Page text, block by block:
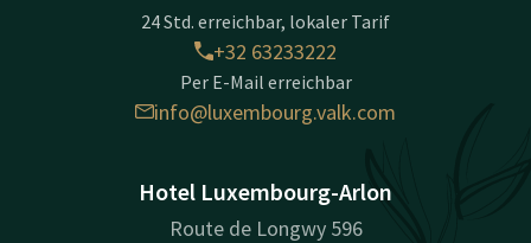
24 Std. erreichbar, lokaler Tarif
+32 63233222
Per E-Mail erreichbar
info@luxembourg.valk.com
Hotel Luxembourg-Arlon
Route de Longwy 596